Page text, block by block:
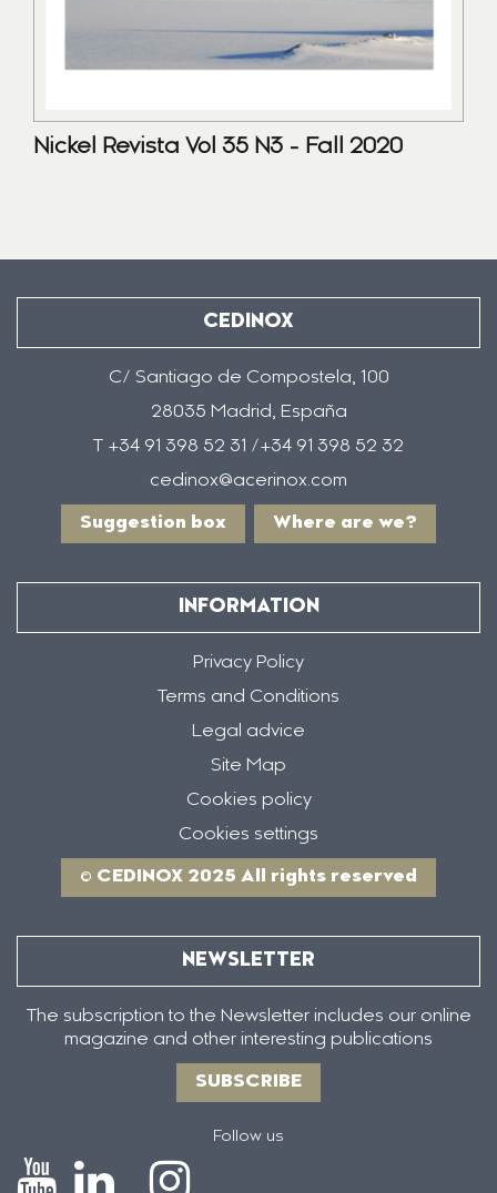
Nickel Revista Vol 35 N3 - Fall 2020
CEDINOX
C/ Santiago de Compostela, 100
28035 Madrid, España
T +34 91 398 52 31 /+34 91 398 52 32
cedinox@acerinox.com
Suggestion box Where are we?
INFORMATION
Privacy Policy
Terms and Conditions
Legal advice
Site Map
Cookies policy
Cookies settings
© CEDINOX 2025 All rights reserved
NEWSLETTER
The subscription to the Newsletter includes our online
magazine and other interesting publications
SUBSCRIBE
Follow us
Icono
IconoIcono